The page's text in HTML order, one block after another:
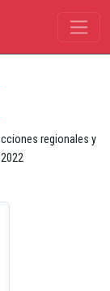
regionales y